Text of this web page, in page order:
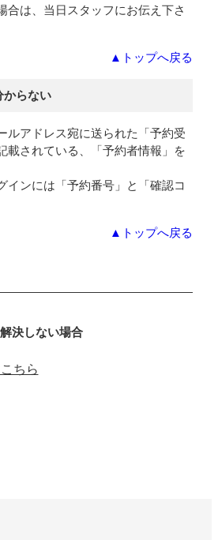
合は、当日スタッフにお伝え下さ
▲トップへ戻る
からない
ルアドレス宛に送られた「予約受
載されている、「予約者情報」を
インには「予約番号」と「確認コ
▲トップへ戻る
解決しない場合
ちら